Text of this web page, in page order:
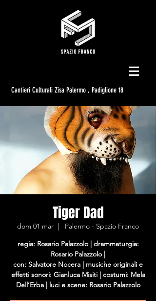
Cantieri Culturali Zisa Palermo , Padiglione 18
Tiger Dad
dom 01 mar
  |
Palermo - Spazio Franco
regia: Rosario Palazzolo | drammaturgia:
Rosario Palazzolo |
con: Salvatore Nocera | musiche originali e
effetti sonori: Gianluca Misiti | costumi: Mela
Dell’Erba | luci e scene: Rosario Palazzolo